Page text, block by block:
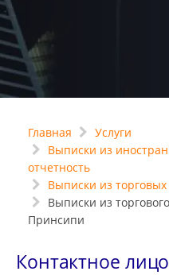
Главная
Услуги
Выписки из
отчетность
Выписки из
Выписки из
Принсипи
Контактное лицо